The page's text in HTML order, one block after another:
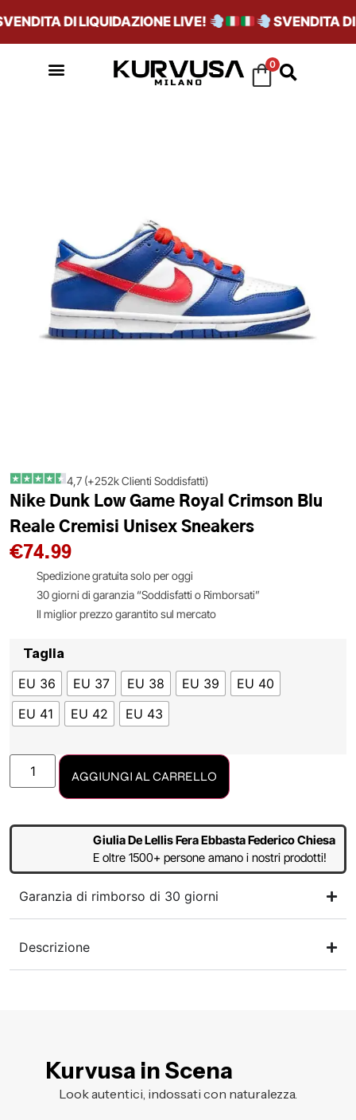
DI LIQUIDAZIONE LIVE! SVENDITA DI
0
4,7 (+252k Clienti Soddisfatti)
Nike Dunk Low Game Royal Crimson Blu
Reale Cremisi Unisex Sneakers
€74.99
Spedizione gratuita solo per oggi
30 giorni di garanzia “Soddisfatti o Rimborsati”
Il miglior prezzo garantito sul mercato
Taglia
EU 36
EU 37 EU 38 EU 39
EU 40
EU 41
EU 42 EU 43
AGGIUNGI AL CARRELLO
Giulia De Lellis Fera Ebbasta Federico Chiesa
E oltre 1500+ persone amano i nostri prodotti!
Garanzia di rimborso di 30 giorni
Descrizione
Kurvusa in Scena
Look autentici, indossati con naturalezza.